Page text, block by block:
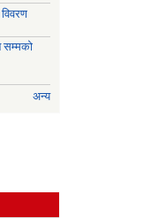
सम्मको
अन्य